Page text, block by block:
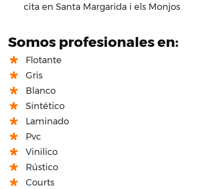
cita en Santa Margarida i els Monjos
Somos profesionales en:
Flotante
Gris
Blanco
Sintético
Laminado
Pvc
Vinilico
Rústico
Courts